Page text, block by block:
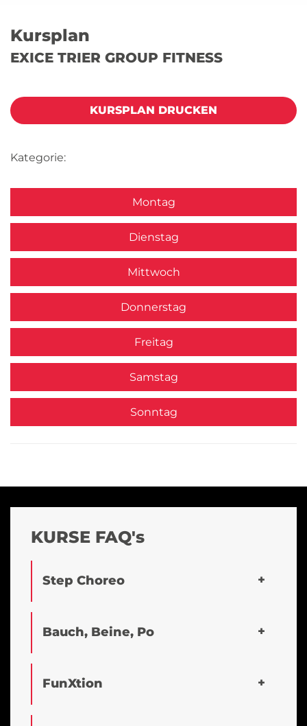
Kursplan
EXICE TRIER GROUP FITNESS
KURSPLAN DRUCKEN
Kategorie:
Montag
Dienstag
Mittwoch
Donnerstag
Freitag
Samstag
Sonntag
KURSE FAQ's
Step Choreo
Bauch, Beine, Po
FunXtion